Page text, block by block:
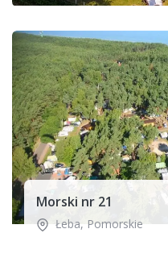
Morski nr 21
Łeba, Pomorskie